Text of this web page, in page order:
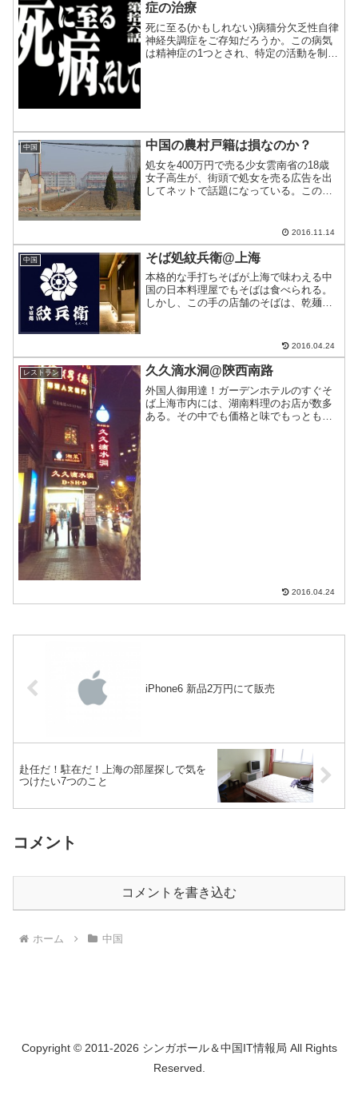
症の治療
死に至る(かもしれない)病猫分欠乏性自律
神経失調症をご存知だろうか。この病気
は精神症の1つとされ、特定の活動を制限
中国 中国の農村戸籍は損なのか？
処女を400万円で売る少女雲南省の18歳
女子高生が、街頭で処女を売る広告を出
してネットで話題になっている。この少
2016.11.14
中国 そば処紋兵衛@上海
本格的な手打ちそばが上海で味わえる中
国の日本料理屋でもそばは食べられる。
しかし、この手の店舗のそばは、乾麺を
いうピッコロ大魔王もビックリな一品。
そんな中国で手打ちそばが...
2016.04.24
レストラン 久久滴水洞@陝西南路
外国人御用達！ガーデンホテルのすぐそ
ば上海市内には、湖南料理のお店が数多
ある。その中でも価格と味でもっとも定
2016.04.24
iPhone6 新品2万円にて販売
赴任だ！駐在だ！上海の部屋探しで気を
つけたい7つのこと
コメント
コメントを書き込む
ホーム 中国
Copyright © 2011-2026 シンガポール＆中国IT情報局 All Rights
Reserved.